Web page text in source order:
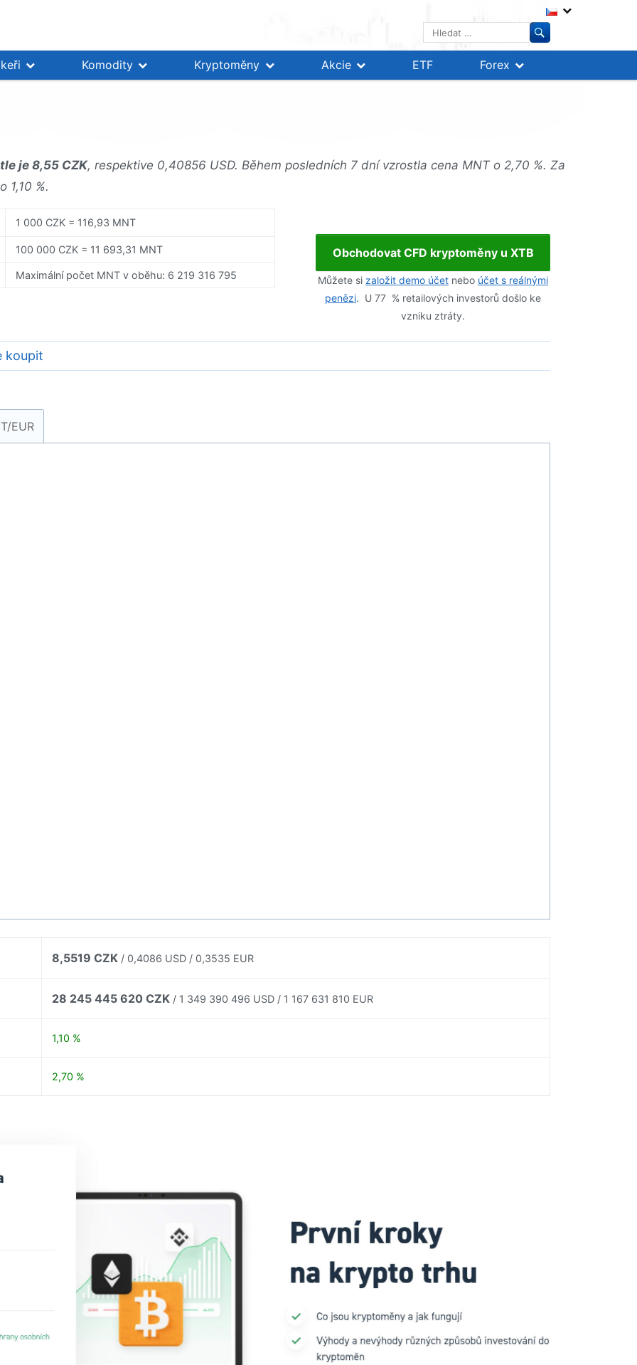
Vyhledávání
Komodity Kryptoměny Akcie ETF Forex
je 8,55 CZK, respektive 0,40856 USD. Během posledních 7 dní vzrostla cena MNT o 2,70 %. Za
1,10 %.
1 000 CZK = 116,93 MNT
100 000 CZK = 11 693,31 MNT
Maximální počet MNT v oběhu: 6 219 316 795
Obchodovat CFD kryptoměny u XTB
Můžete si založit demo účet nebo účet s reálnými
penězi. U 77 % retailových investorů došlo ke
vzniku ztráty.
koupit
EUR
8,5519 CZK / 0,4086 USD / 0,3535 EUR
28 245 445 620 CZK / 1 349 390 496 USD / 1 167 631 810 EUR
1,10 %
2,70 %